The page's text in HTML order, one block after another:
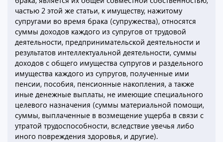
частью 2 этой же статьи, к имуществу, нажитому
супругами во время брака (супружества), относятся
суммы доходов каждого из супругов от трудовой
деятельности, предпринимательской деятельности и
результатов интеллектуальной деятельности, суммы
доходов с общего имущества супругов и раздельного
имущества каждого из супругов, полученные ими
пенсии, пособия, пенсионные накопления, а также
иные денежные выплаты, не имеющие специального
целевого назначения (суммы материальной помощи,
суммы, выплаченные в возмещение ущерба в связи с
утратой трудоспособности, вследствие увечья либо
иного повреждения здоровья, и другие).